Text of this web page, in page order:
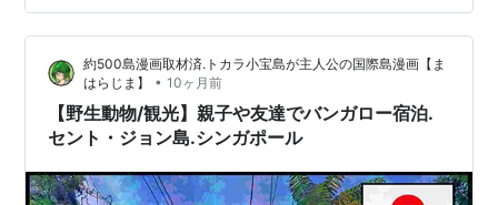
ばを流れているほうを建功寺川といいました。水底が赤
かったと書かれています。戦国時代には、近くに寺尾城
がありました。 馬場花木園に入りました。中央の池。 紅
葉がみごとなイロハモミジ。 裏山に上る途中から見下ろ
した旧藤本家住宅。 大きな柿の…
約500島漫画取材済.トカラ小宝島が主人公の国際島漫画【ま
はらじま】
• 10ヶ月前
【野生動物/観光】親子や友達でバンガロー宿泊.
セント・ジョン島.シンガポール